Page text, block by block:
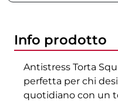
Info prodotto
Antistress Torta
perfetta per chi
quotidiano con un